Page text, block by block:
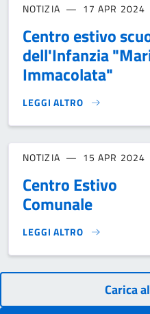
NOTIZIA 17 APR 2024
Centro estivo
dell'Infanzia
Immacolata"
LEGGI ALTRO
CENTRO ESTIVO SCUOLA
NOTIZIA 15 APR 2024
Centro Estivo
Comunale
LEGGI ALTRO
CENTRO ESTIVO COMUNALE}
Carica